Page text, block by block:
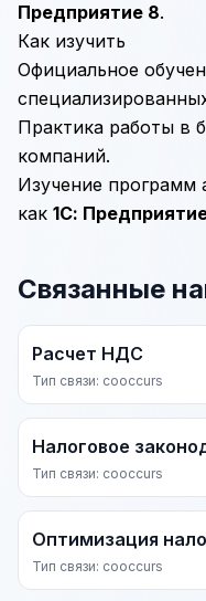
Предприятие 8.
Как изучить
Официальное
Практика работы в
компаний.
Изучение программ
как 1С:
Связанные
Расчет НДС
Тип связи: cooccurs
Налоговое
Тип связи: cooccurs
Оптимизация
Тип связи: cooccurs